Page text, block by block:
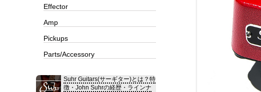
Effector
Amp
Pickups
Parts/Accessory
Suhr Guitars(サーギター)とは？特
徴・John Suhrの経歴・ラインナ